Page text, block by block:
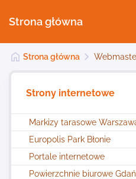
Strona główna
Strona główna
Strony internetowe
Markizy tarasowe
Europolis Park Błonie
Portale internetowe
Powierzchnie biurowe